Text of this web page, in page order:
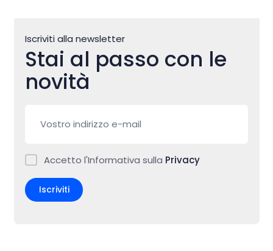
Iscriviti alla newsletter
Stai al passo con le
novità
Accetto l'Informativa sulla Privacy
Iscriviti